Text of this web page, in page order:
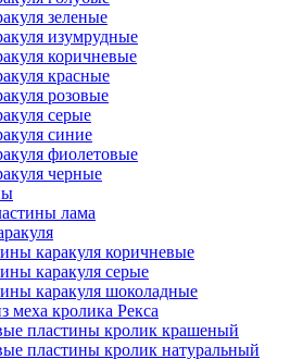
зеленые
изумрудные
коричневые
красные
розовые
серые
синие
фиолетовые
черные
лама
каракуля коричневые
каракуля серые
каракуля шоколадные
меха кролика Рекса
пластины кролик крашеный
пластины кролик натуральный